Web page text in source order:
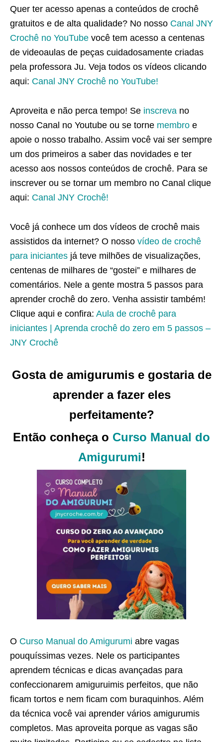
Quer ter acesso apenas a conteúdos de crochê
gratuitos e de alta qualidade? No nosso Canal JNY
Crochê no YouTube você tem acesso a centenas
de videoaulas de peças cuidadosamente criadas
pela professora Ju. Veja todos os vídeos clicando
aqui: Canal JNY Crochê no YouTube!
Aproveita e não perca tempo! Se inscreva no
nosso Canal no Youtube ou se torne membro e
apoie o nosso trabalho. Assim você vai ser sempre
um dos primeiros a saber das novidades e ter
acesso aos nossos conteúdos de crochê. Para se
inscrever ou se tornar um membro no Canal clique
aqui: Canal JNY Crochê!
Você já conhece um dos vídeos de crochê mais
assistidos da internet? O nosso vídeo de crochê
para iniciantes já teve milhões de visualizações,
centenas de milhares de “gostei” e milhares de
comentários. Nele a gente mostra 5 passos para
aprender crochê do zero. Venha assistir também!
Clique aqui e confira: Aula de crochê para
iniciantes | Aprenda crochê do zero em 5 passos –
JNY Crochê
Gosta de amigurumis e gostaria de
aprender a fazer eles
perfeitamente?
Então conheça o Curso Manual do
Amigurumi!
O Curso Manual do Amigurumi abre vagas
pouquíssimas vezes. Nele os participantes
aprendem técnicas e dicas avançadas para
confeccionarem amiguruimis perfeitos, que não
ficam tortos e nem ficam com buraquinhos. Além
da técnica você vai aprender vários amigurumis
completos. Mas aproveita porque as vagas são